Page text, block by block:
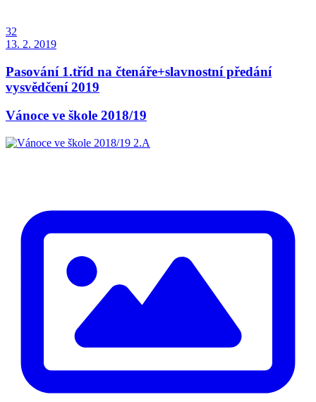
32
13. 2. 2019
Pasování 1.tříd na čtenáře+slavnostní předání
vysvědčení 2019
Vánoce ve škole 2018/19